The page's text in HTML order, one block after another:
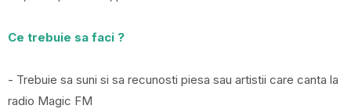
Ce trebuie sa faci ?
- Trebuie sa suni si sa recunosti piesa sau artistii care canta la
radio Magic FM